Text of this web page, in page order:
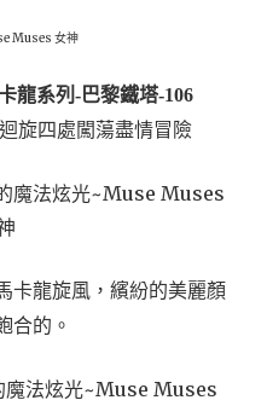
龍系列-巴黎鐵塔-106
旋四處闖蕩盡情冒險
卡龍旋風，繽紛的美麗顏
合的。